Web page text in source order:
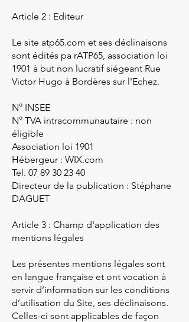
Article 2 : Editeur
Le site atp65.com et ses déclinaisons
sont édités pa rATP65, association loi
1901 à but non lucratif siégeant Rue
Victor Hugo à Bordères sur l'Echez.
N° INSEE
N° TVA intracommunautaire : non
éligible
Association loi 1901
Hébergeur : WIX.com
Tel. 07 89 30 23 40
Directeur de la publication : Stéphane
DAGUET
Article 3 : Champ d'application des
mentions légales
Les présentes mentions légales sont
en langue française et ont vocation à
servir d’information sur les conditions
d’utilisation du Site, ses déclinaisons.
Celles-ci sont applicables de façon